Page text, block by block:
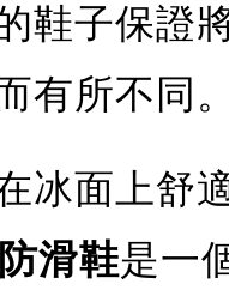
鞋子保證
有所不同
冰面上舒
滑鞋是一